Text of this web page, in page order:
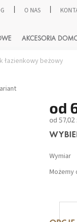
O NAS
AKCESORIA
łazienkowy beżowy
od
od 57,02
Cena
Wymiar
Możemy